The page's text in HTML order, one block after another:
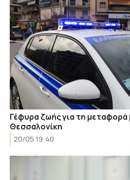
Γέφυρα ζωής για τη
Θεσσαλονίκη
20/05 19:40